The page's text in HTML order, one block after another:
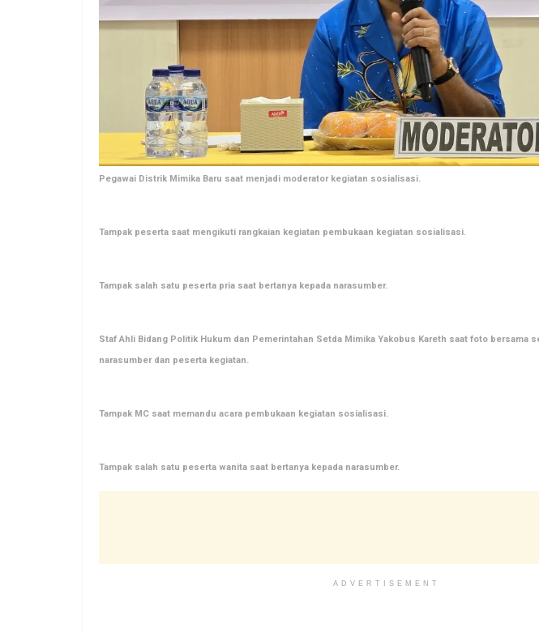
Pegawai Distrik Mimika Baru saat menjadi moderator kegiatan sosialisasi.
Tampak peserta saat mengikuti rangkaian kegiatan pembukaan kegiatan sosialisasi.
Tampak salah satu peserta pria saat bertanya kepada narasumber.
Staf Ahli Bidang Politik Hukum dan Pemerintahan Setda Mimika Yakobus Kareth saat foto bersama
narasumber dan peserta kegiatan.
Tampak MC saat memandu acara pembukaan kegiatan sosialisasi.
Tampak salah satu peserta wanita saat bertanya kepada narasumber.
ADVERTISEMENT